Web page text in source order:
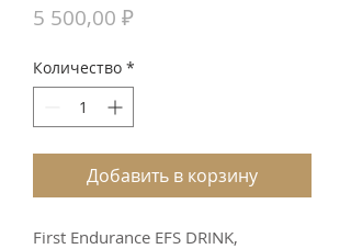
5 500,00 ₽Цена
Количество *
Добавить в корзину
First Endurance EFS DRINK,